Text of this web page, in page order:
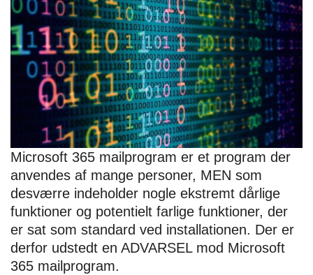
Microsoft 365 mailprogram er et program der
anvendes af mange personer, MEN som
desværre indeholder nogle ekstremt dårlige
funktioner og potentielt farlige funktioner, der
er sat som standard ved installationen. Der er
derfor udstedt en ADVARSEL mod Microsoft
365 mailprogram.